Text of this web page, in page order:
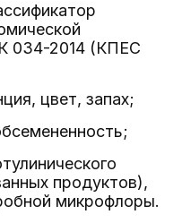
034-2014 (КПЕС
цвет, запах;
продуктов),
микрофлоры.